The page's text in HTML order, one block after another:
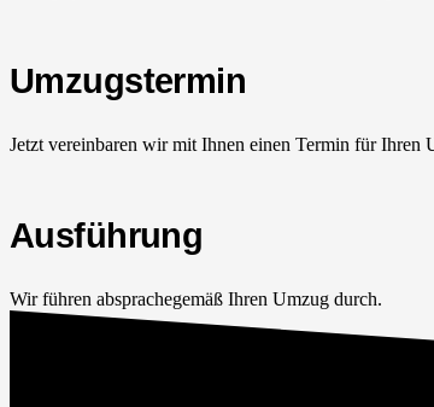
Umzugstermin
Jetzt vereinbaren wir mit Ihnen einen Termin für Ihren
Ausführung
Wir führen absprachegemäß Ihren Umzug durch.